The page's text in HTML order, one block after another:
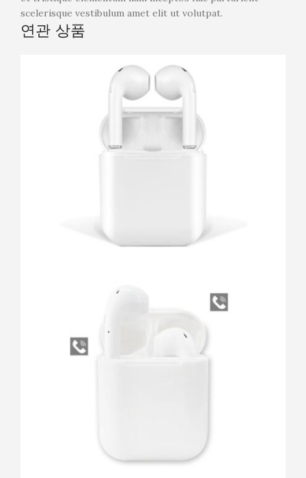
scelerisque vestibulum amet elit ut volutpat.
연관 상품